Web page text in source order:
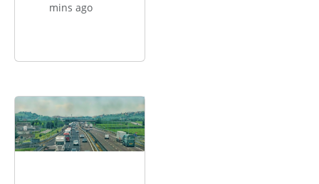
mins ago